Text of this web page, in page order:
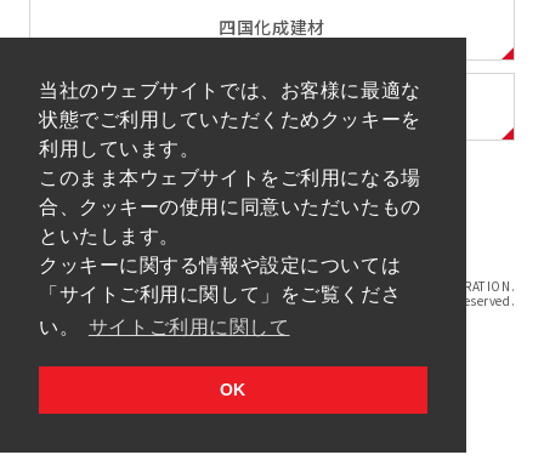
当社のウェブサイトでは、お客様に最適な
状態でご利用していただくためクッキーを
利用しています。
このまま本ウェブサイトをご利用になる場
合、クッキーの使用に同意いただいたもの
といたします。
クッキーに関する情報や設定については
「サイトご利用に関して」をご覧くださ
い。
サイトご利用に関して
OK
四国化成建材
四国化成グループ一覧
サイトマップ サイトご利用に関して プライバシーポリシー
ソーシャルメディアポリシー
© 2023 SHIKOKU CHEMICALS CORPORATION.
All Rights Reserved.